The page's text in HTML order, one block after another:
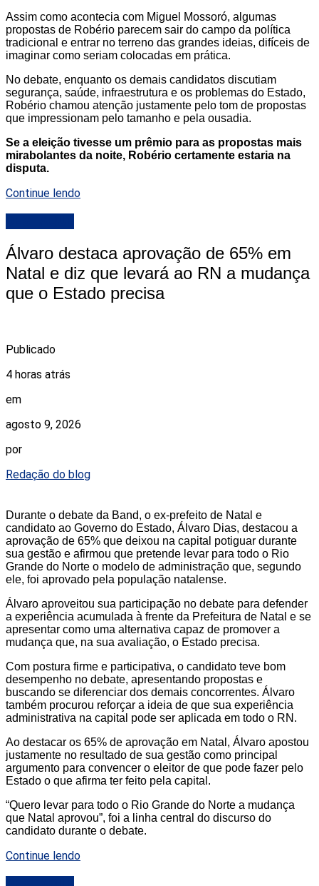
Assim como acontecia com Miguel Mossoró, algumas
propostas de Robério parecem sair do campo da política
tradicional e entrar no terreno das grandes ideias, difíceis de
imaginar como seriam colocadas em prática.
No debate, enquanto os demais candidatos discutiam
segurança, saúde, infraestrutura e os problemas do Estado,
Robério chamou atenção justamente pelo tom de propostas
que impressionam pelo tamanho e pela ousadia.
Se a eleição tivesse um prêmio para as propostas mais
mirabolantes da noite, Robério certamente estaria na
disputa.
Continue lendo
Álvaro destaca aprovação de 65% em
Natal e diz que levará ao RN a mudança
que o Estado precisa
Publicado
4 horas atrás
em
agosto 9, 2026
por
Redação do blog
Durante o debate da Band, o ex-prefeito de Natal e
candidato ao Governo do Estado, Álvaro Dias, destacou a
aprovação de 65% que deixou na capital potiguar durante
sua gestão e afirmou que pretende levar para todo o Rio
Grande do Norte o modelo de administração que, segundo
ele, foi aprovado pela população natalense.
Álvaro aproveitou sua participação no debate para defender
a experiência acumulada à frente da Prefeitura de Natal e se
apresentar como uma alternativa capaz de promover a
mudança que, na sua avaliação, o Estado precisa.
Com postura firme e participativa, o candidato teve bom
desempenho no debate, apresentando propostas e
buscando se diferenciar dos demais concorrentes. Álvaro
também procurou reforçar a ideia de que sua experiência
administrativa na capital pode ser aplicada em todo o RN.
Ao destacar os 65% de aprovação em Natal, Álvaro apostou
justamente no resultado de sua gestão como principal
argumento para convencer o eleitor de que pode fazer pelo
Estado o que afirma ter feito pela capital.
“Quero levar para todo o Rio Grande do Norte a mudança
que Natal aprovou”, foi a linha central do discurso do
candidato durante o debate.
Continue lendo